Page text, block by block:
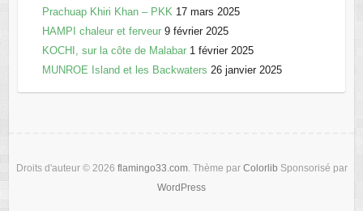
Prachuap Khiri Khan – PKK 17 mars 2025
HAMPI chaleur et ferveur 9 février 2025
KOCHI, sur la côte de Malabar 1 février 2025
MUNROE Island et les Backwaters 26 janvier 2025
Droits d'auteur © 2026 flamingo33.com. Thème par Colorlib Sponsorisé par
WordPress